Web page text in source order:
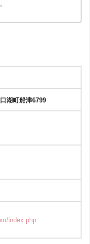
湖町船津6799
index.php